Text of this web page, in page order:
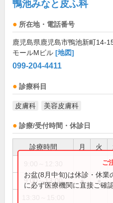
鴨池みなと皮ふ科
所在地・電話番号
鹿児島県鹿児島市鴨池新町14-
モールMビル [地図]
099-204-4411
診療科目
皮膚科 美容皮膚科
診療/受付時間・休診日
診療時間 月 火
9:00～13:00 ● ●
お盆(8月中旬)は休診・休業
に必ず医療機関に直接ご確